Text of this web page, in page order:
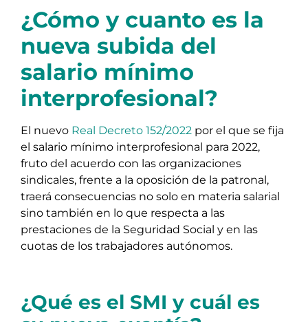
¿Cómo y cuanto es la
nueva subida del
salario mínimo
interprofesional?
El nuevo Real Decreto 152/2022 por el que se fija
el salario mínimo interprofesional para 2022,
fruto del acuerdo con las organizaciones
sindicales, frente a la oposición de la patronal,
traerá consecuencias no solo en materia salarial
sino también en lo que respecta a las
prestaciones de la Seguridad Social y en las
cuotas de los trabajadores autónomos.
¿Qué es el SMI y cuál es